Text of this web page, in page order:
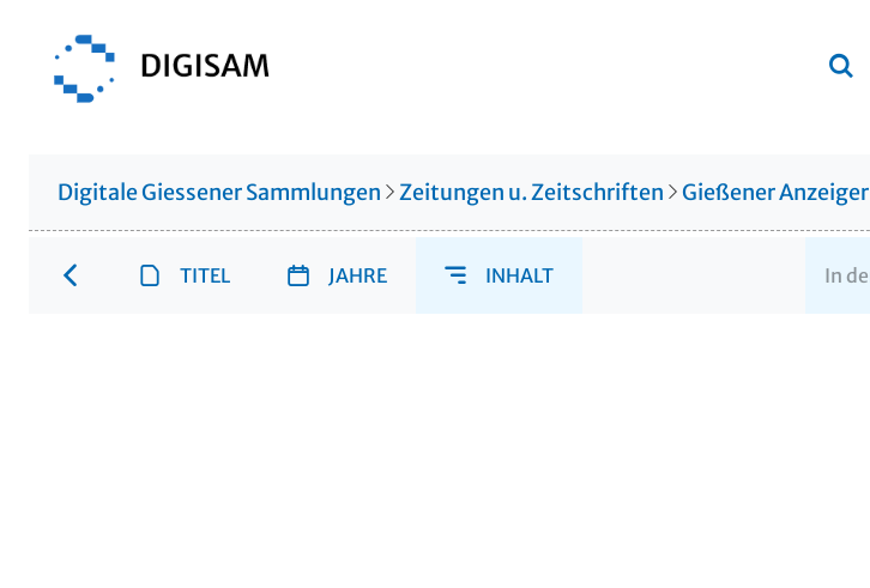
Digitale Giessener Sammlungen Zeitungen u. Zeitschriften Gießener Anzeiger
TITEL JAHRE INHALT